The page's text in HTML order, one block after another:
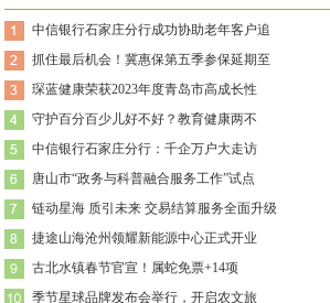
中信银行石家庄分行成功协助老年客户追
抓住最后机会！冀惠保第五季参保延期至
琛蓝健康荣获2023年度青岛市高成长性
守护百分百少儿好不好？教育健康两不
中信银行石家庄分行：千企万户大走访
唐山市“政务与科普融合服务工作”试点
链动星海 质引未来 交易结算服务全面升级
捷途山海沧州领耀新能源中心正式开业
古北水镇春节官宣！属蛇免票+14项
季节星球品牌发布会举行，开启农文旅